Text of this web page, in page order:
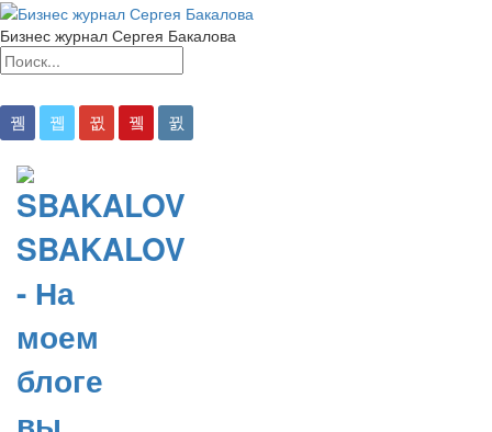
Бизнес журнал Сергея Бакалова
SBAKALOV
- На
моем
блоге